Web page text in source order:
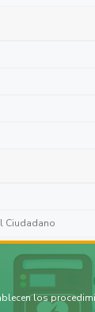
Ciudadano
los